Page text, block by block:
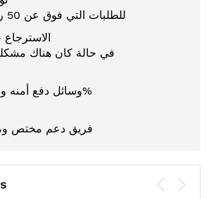
للطلبات التي فوق عن 50 ريال سعودي
الاسترجاع
في حالة كان هناك
وسائل دفع أمنه ومعتمدة 100%
فريق دعم مختص